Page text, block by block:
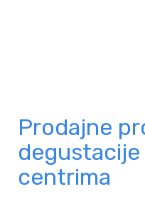
Prodajne
centrima